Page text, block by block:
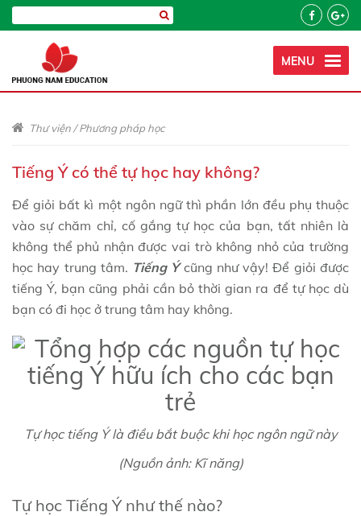
MENU
Thư viện/Phương pháp học
Tiếng Ý có thể tự học hay không?
Để giỏi bất kì một ngôn ngữ thì phần lớn đều phụ thuộc
vào sự chăm chỉ, cố gắng tự học của bạn, tất nhiên là
không thể phủ nhận được vai trò không nhỏ của trường
học hay trung tâm. Tiếng Ýcũng như vậy! Để giỏi được
tiếng Ý, bạn cũng phải cần bỏ thời gian ra để tự học dù
bạn có đi học ở trung tâm hay không.
Tự học tiếng Ý là điều bắt buộc khi học ngôn ngữ này
(Nguồn ảnh: Kĩ năng)
Tự học Tiếng Ý như thế nào?